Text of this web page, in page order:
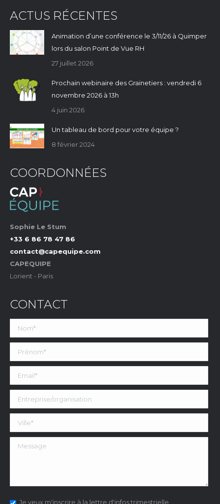
ACTUS RÉCENTES
Animation d’une conférence le 3/11/26 à Quimper
lors du salon Point de Vue RH
27 juillet 2026
Prochain webinaire des Grainetiers : vendredi 6
novembre 2026 à 13h
4 juin 2026
Un tableau de bord pour votre équipe ?
8 février 2024
COORDONNÉES
Sophie Le Stum
+33 6 86 78 47 86
contact@capequipe.com
CAPEQUIPE
Lorient - Paris
CONTACT
Je veux m'inscrire à la lettre d'infos trimestrielle